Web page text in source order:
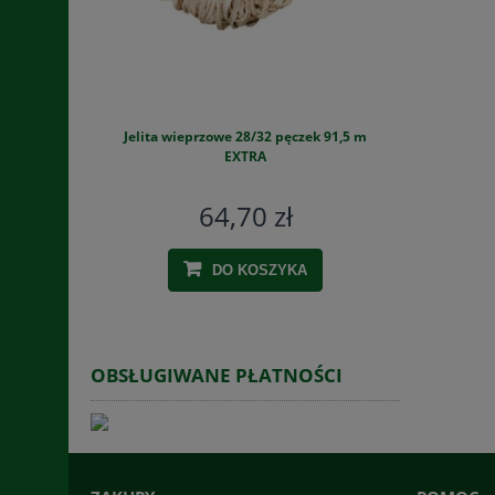
Jelita wieprzowe 28/32 pęczek 91,5 m
EXTRA
64,70 zł
DO KOSZYKA
OBSŁUGIWANE PŁATNOŚCI